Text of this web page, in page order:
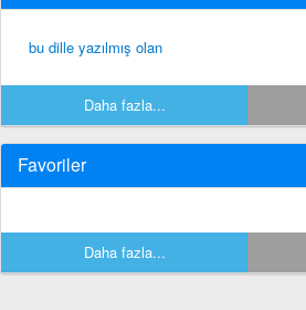
bu dille yazılmış olan
Daha fazla...
Favoriler
Daha fazla...